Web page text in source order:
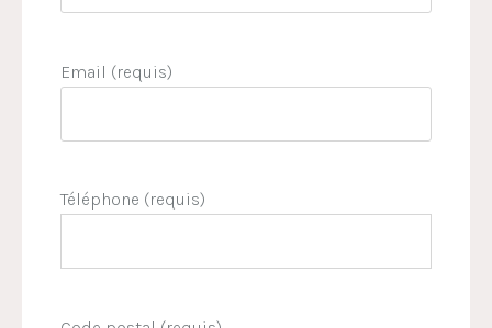
Email (requis)
Téléphone (requis)